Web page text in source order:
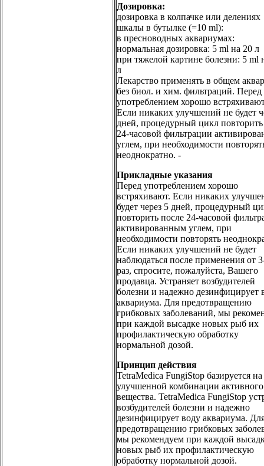
Дозировка:
дозировка в колпачке или делениях
шкалы в бутылке (=10 ml):
в пресноводных аквариумах:
нормальная дозировка: 5 ml на 20 л
при тяжелой картине болезни: 5 ml
л
Лекарство применять в общем
без биол. и хим. фильтраций. Перед
употреблением хорошо
Если никаких улучшений не будет
дней, процедурный цикл повторить
24-часовой фильтрации
углем, при необходимости
неоднократно. -
Прикладные указания
Перед употреблением хорошо
встряхивают. Если никаких
будет через 5 дней, процедурный
повторить после 24-часовой
активированным углем, при
необходимости повторять
Если никаких улучшений не будет
наблюдаться после применения от
раз, спросите, пожалуйста, Вашего
продавца. Устраняет возбудителей
болезни и надежно дезинфицирует
аквариума. Для предотвращению
грибковых заболеваний, мы
при каждой высадке новых рыб их
профилактическую обработку
нормальной дозой.
Принцип действия
TetraMedica FungiStop базируется на
улучшенной комбинации активного
вещества. TetraMedica FungiStop
возбудителей болезни и надежно
дезинфицирует воду аквариума.
предотвращению грибковых
мы рекомендуем при каждой
новых рыб их профилактическую
обработку нормальной дозой.